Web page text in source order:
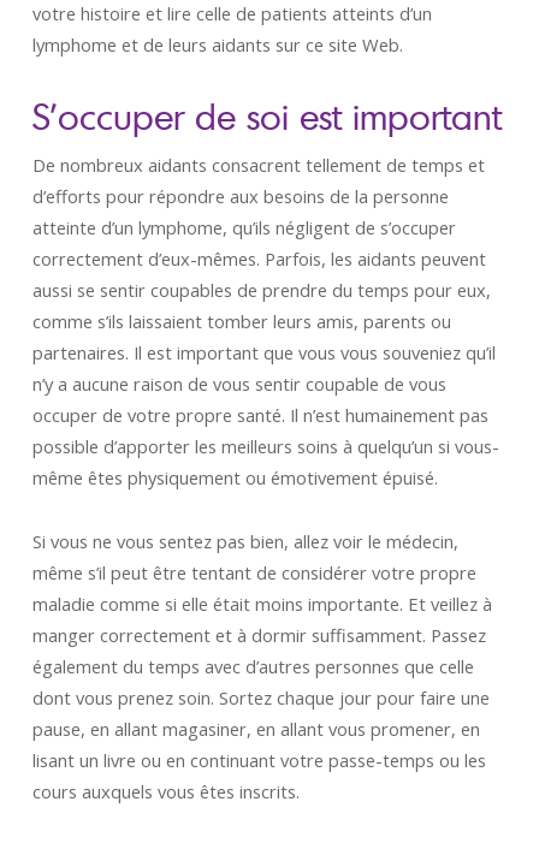
votre histoire et lire celle de patients atteints d’un
lymphome et de leurs aidants sur ce site Web.
S’occuper de soi est important
De nombreux aidants consacrent tellement de temps et
d’efforts pour répondre aux besoins de la personne
atteinte d’un lymphome, qu’ils négligent de s’occuper
correctement d’eux-mêmes. Parfois, les aidants peuvent
aussi se sentir coupables de prendre du temps pour eux,
comme s’ils laissaient tomber leurs amis, parents ou
partenaires. Il est important que vous vous souveniez qu’il
n’y a aucune raison de vous sentir coupable de vous
occuper de votre propre santé. Il n’est humainement pas
possible d’apporter les meilleurs soins à quelqu’un si vous-
même êtes physiquement ou émotivement épuisé.
Si vous ne vous sentez pas bien, allez voir le médecin,
même s’il peut être tentant de considérer votre propre
maladie comme si elle était moins importante. Et veillez à
manger correctement et à dormir suffisamment. Passez
également du temps avec d’autres personnes que celle
dont vous prenez soin. Sortez chaque jour pour faire une
pause, en allant magasiner, en allant vous promener, en
lisant un livre ou en continuant votre passe-temps ou les
cours auxquels vous êtes inscrits.